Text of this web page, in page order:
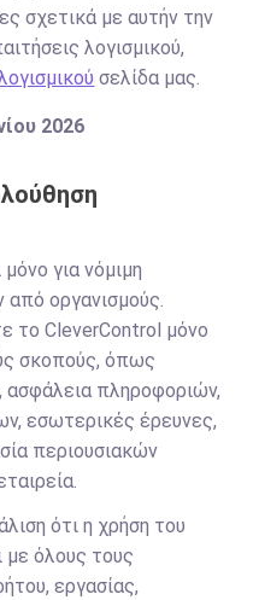
σχετικά με αυτήν την
λογισμικού,
σελίδα μας.
2026
για νόμιμη
οργανισμούς.
το CleverControl μόνο
σκοπούς, όπως
ασφάλεια πληροφοριών,
εσωτερικές έρευνες,
περιουσιακών
ότι η χρήση του
όλους τους
εργασίας,